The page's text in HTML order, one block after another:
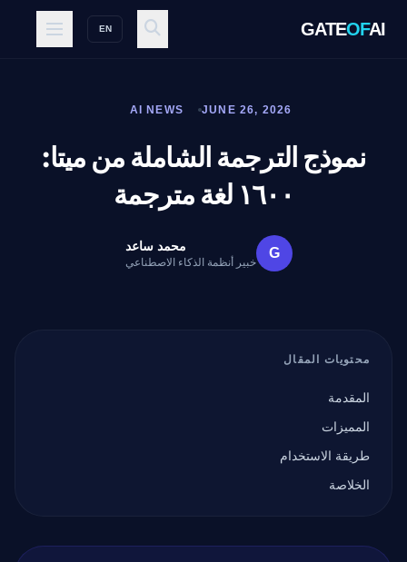
GATEOFAI
EN
JUNE 26, 2026
AI NEWS
نموذج الترجمة الشاملة من ميتا:
١٦٠٠ لغة مترجمة
G محمد ساعد
خبير أنظمة الذكاء الاصطناعي
محتويات المقال
المقدمة
المميزات
طريقة الاستخدام
الخلاصة